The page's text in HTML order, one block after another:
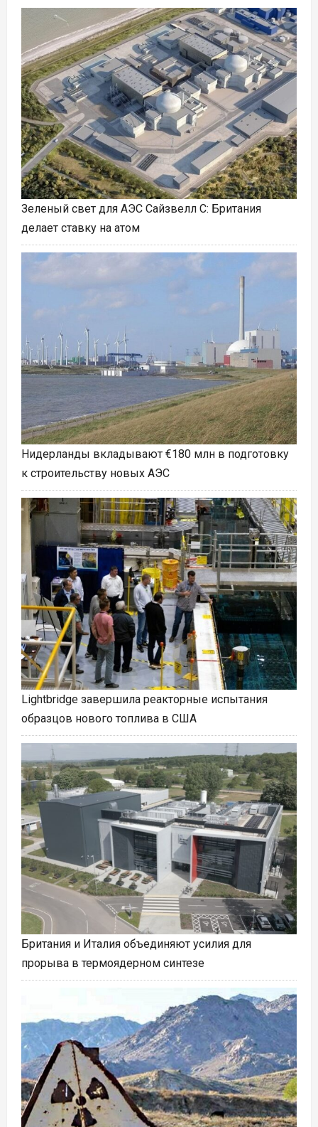
Зеленый свет для АЭС Сайзвелл C: Британия
делает ставку на атом
Нидерланды вкладывают €180 млн в подготовку
к строительству новых АЭС
Lightbridge завершила реакторные испытания
образцов нового топлива в США
Британия и Италия объединяют усилия для
прорыва в термоядерном синтезе